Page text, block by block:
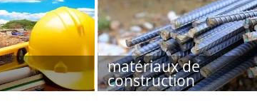
matériaux de
construction